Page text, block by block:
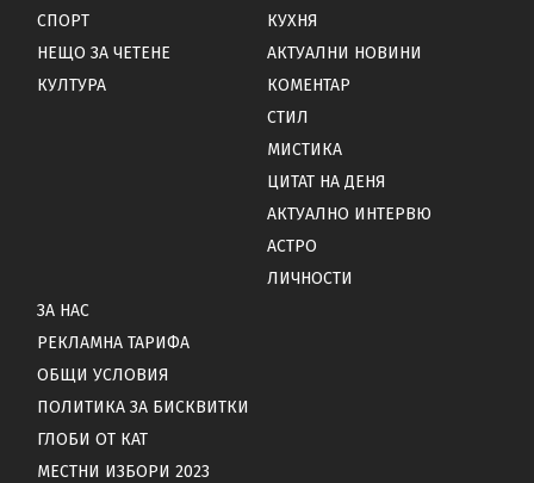
СПОРТ
НЕЩО ЗА ЧЕТЕНЕ
КУЛТУРА
КУХНЯ
АКТУАЛНИ НОВИНИ
КОМЕНТАР
СТИЛ
МИСТИКА
ЦИТАТ НА ДЕНЯ
АКТУАЛНО ИНТЕРВЮ
АСТРО
ЛИЧНОСТИ
ЗА НАС
РЕКЛАМНА ТАРИФА
ОБЩИ УСЛОВИЯ
ПОЛИТИКА ЗА БИСКВИТКИ
ГЛОБИ ОТ КАТ
МЕСТНИ ИЗБОРИ 2023